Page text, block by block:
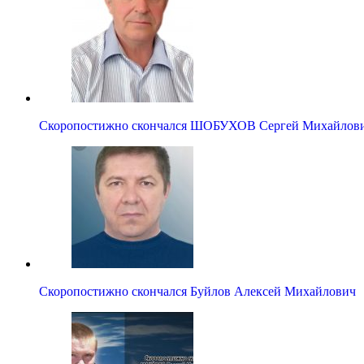
Скоропостижно скончался ШОБУХОВ Сергей
Скоропостижно скончался Буйлов Алексей Михайлович